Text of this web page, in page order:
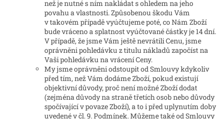
než je nutné s ním nakládat s ohledem na jeho
povahu a vlastnosti. Způsobenou škodu Vám
v takovém případě vyúčtujeme poté, co Nám Zboží
bude vráceno a splatnost vyúčtované částky je 14 dní.
V případě, že jsme Vám ještě nevrátili Cenu, jsme
oprávněni pohledávku z titulu nákladů započíst na
Vaši pohledávku na vrácení Ceny.
My jsme oprávněni odstoupit od Smlouvy kdykoliv
před tím, než Vám dodáme Zboží, pokud existují
objektivní důvody, proč není možné Zboží dodat
(zejména důvody na straně třetích osob nebo důvody
spočívající v povaze Zboží), a to i před uplynutím doby
uvedené v čl. 9. Podmínek. Můžeme také od Smlouvy